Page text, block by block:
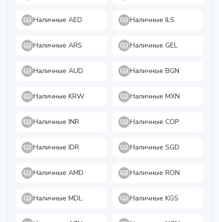
Наличные AED Наличные ILS
Наличные ARS Наличные GEL
Наличные AUD Наличные BGN
Наличные KRW Наличные MXN
Наличные INR Наличные COP
Наличные IDR Наличные SGD
Наличные AMD Наличные RON
Наличные MDL Наличные KGS